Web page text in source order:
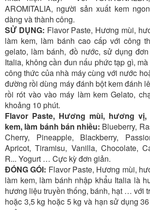
AROMITALIA, người sản xuất kem
dàng và thành công.
SỬ DỤNG: Flavor Paste, Hương mùi,
làm kem, làm bánh cao cấp với công
gelato, làm bánh, đồ nước, sử dụng
Italia, không cần đun nấu phức tạp gì,
công thức của nhà máy cùng với nước
đường rồi dùng máy đánh bột kem đánh
rồi rót vào vào máy làm kem Gelato,
khoảng 10 phút.
Flavor Paste, Hương mùi, hương
kem, làm bánh bán nhiều: Blueberry,
Cherry, Pineapple, Blackberry,
Apricot, Tiramisu, Vanilla, Chocolate,
R... Yogurt … Cực kỳ đơn giản.
ĐÓNG GÓI: Flavor Paste, Hương mùi,
làm kem, làm bánh nhập khẩu Italia là
hương liệu truyền thống, bánh, hạt … với
hoặc 3,5 kg hoặc 5 kg và hạn sử dụng